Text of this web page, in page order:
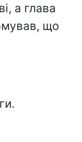
а глава
що